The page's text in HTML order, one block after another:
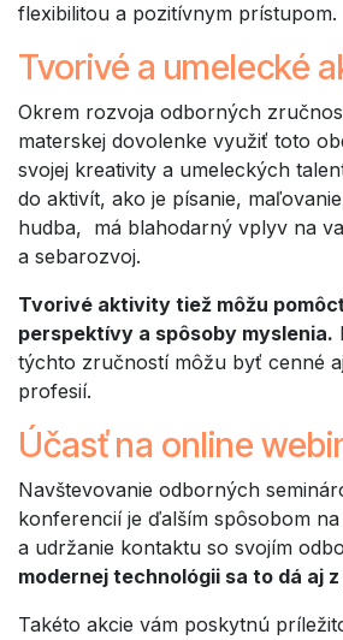
flexibilitou a pozitívnym prístupom.
Tvorivé a umelecké
Okrem rozvoja odborných
materskej dovolenke využiť toto
svojej kreativity a umeleckých
do aktivít, ako je písanie,
hudba, má blahodarný vplyv na
a sebarozvoj.
Tvorivé aktivity tiež môžu
perspektívy a spôsoby myslenia.
týchto zručností môžu byť cenné
profesií.
Účasť na online
Navštevovanie odborných
konferencií je ďalším spôsobom
a udržanie kontaktu so svojím
modernej technológii sa to dá aj
Takéto akcie vám poskytnú